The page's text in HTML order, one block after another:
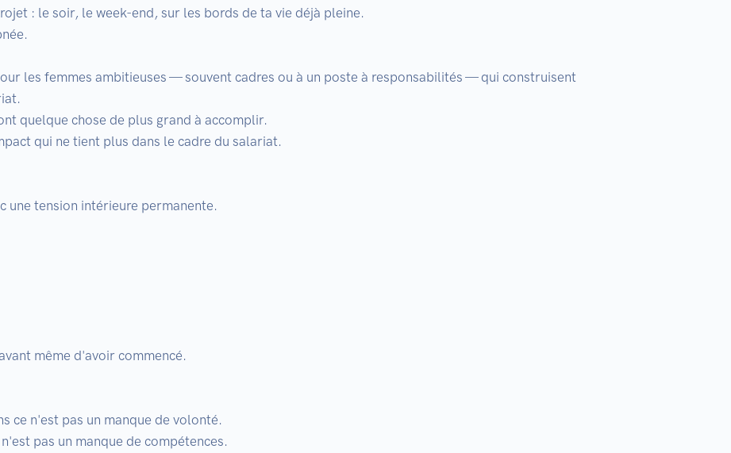
: le soir, le week-end, sur les bords de ta vie déjà pleine.
les femmes ambitieuses — souvent cadres ou à un poste à responsabilités — qui construisent
quelque chose de plus grand à accomplir.
qui ne tient plus dans le cadre du salariat.
une tension intérieure permanente.
même d'avoir commencé.
ce n'est pas un manque de volonté.
pas un manque de compétences.